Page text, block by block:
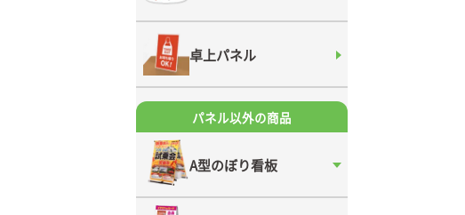
卓上パネル
パネル以外の商品
A型のぼり看板